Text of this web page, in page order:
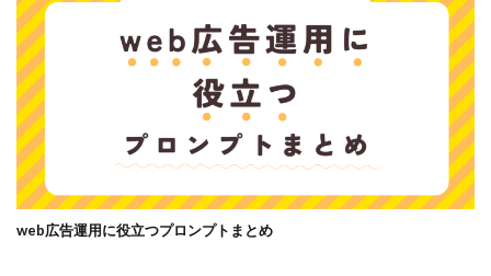
web広告運用に役立つプロンプトまとめ